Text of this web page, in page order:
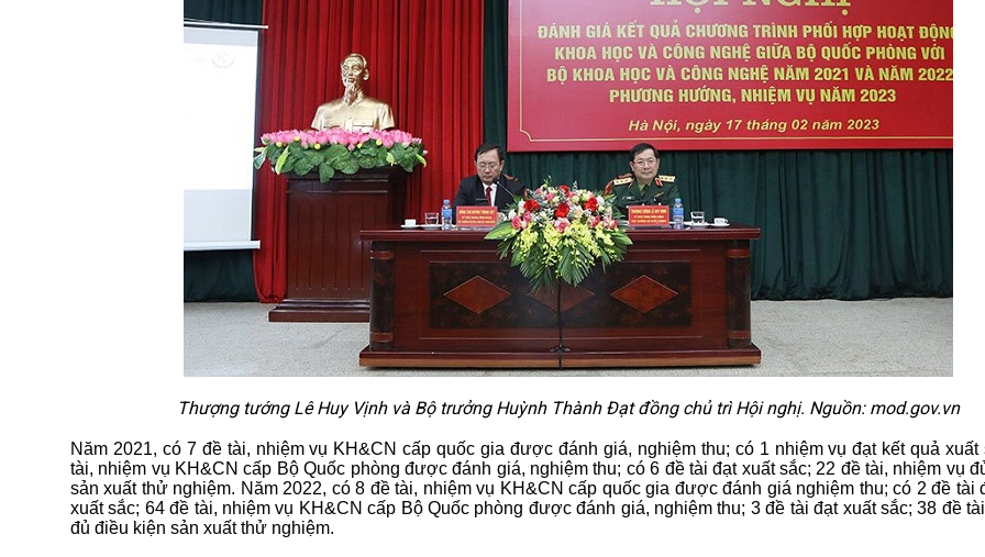
Thượng tướng Lê Huy Vịnh và Bộ trưởng Huỳnh Thành Đạt đồng chủ trì Hội nghị. Nguồn: mod.gov.vn
Năm 2021, có 7 đề tài, nhiệm vụ KH&CN cấp quốc gia được đánh giá, nghiệm thu; có 1 nhiệm vụ đạt kết quả xuất
tài, nhiệm vụ KH&CN cấp Bộ Quốc phòng được đánh giá, nghiệm thu; có 6 đề tài đạt xuất sắc; 22 đề tài, nhiệm vụ
sản xuất thử nghiệm. Năm 2022, có 8 đề tài, nhiệm vụ KH&CN cấp quốc gia được đánh giá nghiệm thu; có 2 đề tài
xuất sắc; 64 đề tài, nhiệm vụ KH&CN cấp Bộ Quốc phòng được đánh giá, nghiệm thu; 3 đề tài đạt xuất sắc; 38 đề
đủ điều kiện sản xuất thử nghiệm.